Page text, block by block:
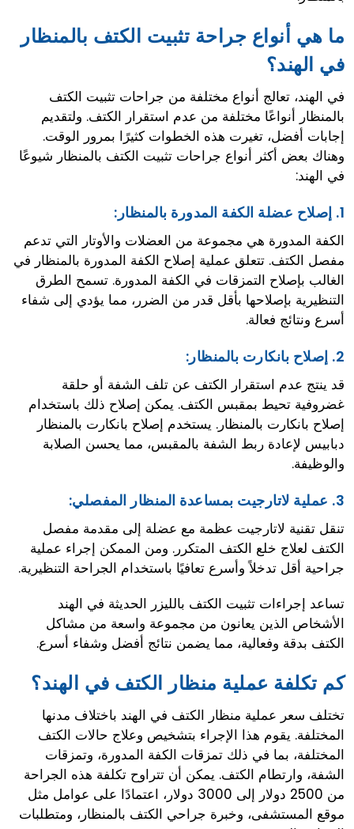
ما هي أنواع جراحة تثبيت الكتف بالمنظار
في الهند؟
في الهند، تعالج أنواع مختلفة من جراحات تثبيت الكتف
بالمنظار أنواعًا مختلفة من عدم استقرار الكتف. ولتقديم
إجابات أفضل، تغيرت هذه الخطوات كثيرًا بمرور الوقت.
وهناك بعض أكثر أنواع جراحات تثبيت الكتف بالمنظار شيوعًا
في الهند:
1. إصلاح عضلة الكفة المدورة بالمنظار:
الكفة المدورة هي مجموعة من العضلات والأوتار التي تدعم
مفصل الكتف. تتعلق عملية إصلاح الكفة المدورة بالمنظار في
الغالب بإصلاح التمزقات في الكفة المدورة. تسمح الطرق
التنظيرية بإصلاحها بأقل قدر من الضرر، مما يؤدي إلى شفاء
أسرع ونتائج فعالة.
2. إصلاح بانكارت بالمنظار:
قد ينتج عدم استقرار الكتف عن تلف الشفة أو حلقة
غضروفية تحيط بمقبس الكتف. يمكن إصلاح ذلك باستخدام
إصلاح بانكارت بالمنظار. يستخدم إصلاح بانكارت بالمنظار
دبابيس لإعادة ربط الشفة بالمقبس، مما يحسن الصلابة
والوظيفة.
3. عملية لاتارجيت بمساعدة المنظار المفصلي:
تنقل تقنية لاتارجيت عظمة مع عضلة إلى مقدمة مفصل
الكتف لعلاج خلع الكتف المتكرر. ومن الممكن إجراء عملية
جراحية أقل تدخلاً وأسرع تعافيًا باستخدام الجراحة التنظيرية.
تساعد إجراءات تثبيت الكتف بالليزر الحديثة في الهند
الأشخاص الذين يعانون من مجموعة واسعة من مشاكل
الكتف بدقة وفعالية، مما يضمن نتائج أفضل وشفاء أسرع.
كم تكلفة عملية منظار الكتف في الهند؟
تختلف سعر عملية منظار الكتف في الهند باختلاف مدنها
المختلفة. يقوم هذا الإجراء بتشخيص وعلاج حالات الكتف
المختلفة، بما في ذلك تمزقات الكفة المدورة، وتمزقات
الشفة، وارتطام الكتف. يمكن أن تتراوح تكلفة هذه الجراحة
من 2500 دولار إلى 3000 دولار، اعتمادًا على عوامل مثل
موقع المستشفى، وخبرة جراحي الكتف بالمنظار، ومتطلبات